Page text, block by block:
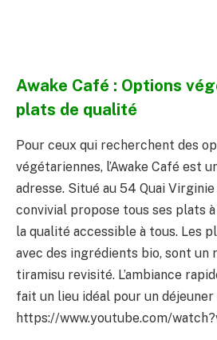
Awake Café : Options
plats de qualité
Pour ceux qui recherchent des
végétariennes, l’Awake Café est
adresse. Situé au 54 Quai
convivial propose tous ses plats
la qualité accessible à tous. Les
avec des ingrédients bio, sont un
tiramisu revisité. L’ambiance
fait un lieu idéal pour un
https://www.youtube.com/